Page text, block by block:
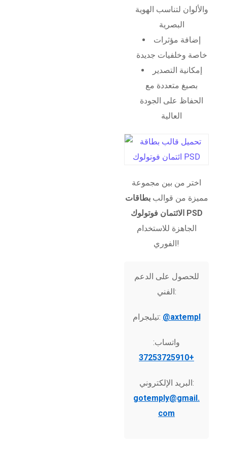
والألوان لتناسب الهوية
البصرية
إضافة مؤثرات
خاصة وخلفيات جديدة
إمكانية التصدير
بصيغ متعددة مع
الحفاظ على الجودة
العالية
اختر من بين مجموعة
مميزة من قوالببطاقات
الائتمان فوتولوك PSD
الجاهزة للاستخدام
الفوري!
للحصول على الدعم
الفني:
تيليجرام: @axtempl
واتساب:
+37253725910
البريد الإلكتروني:
gotemply@gmail.
com